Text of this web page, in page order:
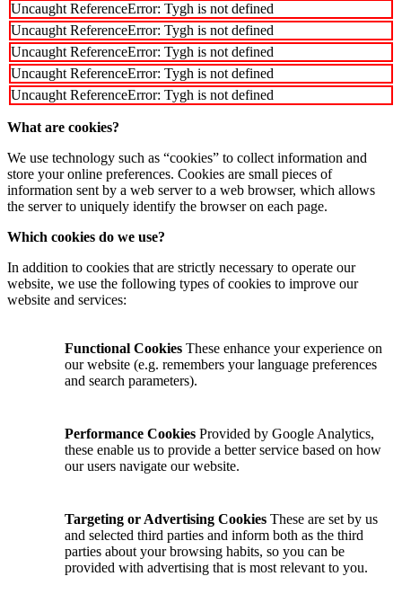
Uncaught ReferenceError: Tygh is not defined
Uncaught ReferenceError: Tygh is not defined
Uncaught ReferenceError: Tygh is not defined
Uncaught ReferenceError: Tygh is not defined
Uncaught ReferenceError: Tygh is not defined
What are cookies?
We use technology such as “cookies” to collect information and
store your online preferences. Cookies are small pieces of
information sent by a web server to a web browser, which allows
the server to uniquely identify the browser on each page.
Which cookies do we use?
In addition to cookies that are strictly necessary to operate our
website, we use the following types of cookies to improve our
website and services:
Functional Cookies These enhance your experience on
our website (e.g. remembers your language preferences
and search parameters).
Performance Cookies Provided by Google Analytics,
these enable us to provide a better service based on how
our users navigate our website.
Targeting or Advertising Cookies These are set by us
and selected third parties and inform both as the third
parties about your browsing habits, so you can be
provided with advertising that is most relevant to you.